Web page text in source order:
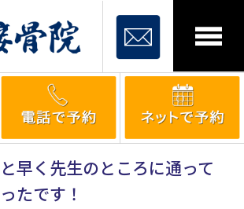
早く先生のところに通って
たです！